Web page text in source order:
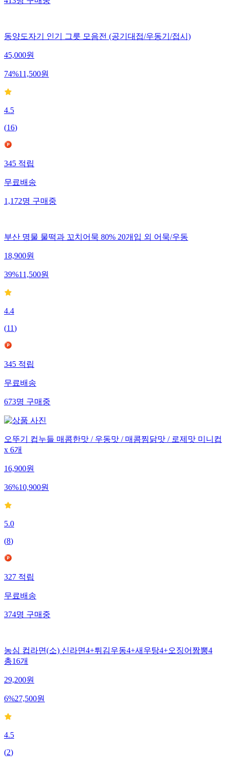
동양도자기 인기 그릇 모음전 (공기대접/우동기/접시)
45,000원
74%11,500원
4.5
(16)
345 적립
무료배송
1,172명 구매중
부산 명물 물떡과 꼬치어묵 80% 20개입 외 어묵/우동
18,900원
39%11,500원
4.4
(11)
345 적립
무료배송
673명 구매중
오뚜기 컵누들 매콤한맛 / 우동맛 / 매콤찜닭맛 / 로제맛 미니컵
x 6개
16,900원
36%10,900원
5.0
(8)
327 적립
무료배송
374명 구매중
농심 컵라면(소) 신라면4+튀김우동4+새우탕4+오징어짬뽕4
총16개
29,200원
6%27,500원
4.5
(2)